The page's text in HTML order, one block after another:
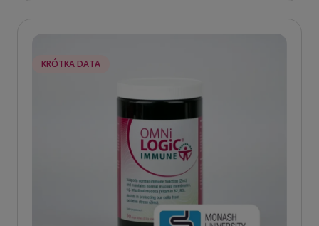
KRÓTKA DATA